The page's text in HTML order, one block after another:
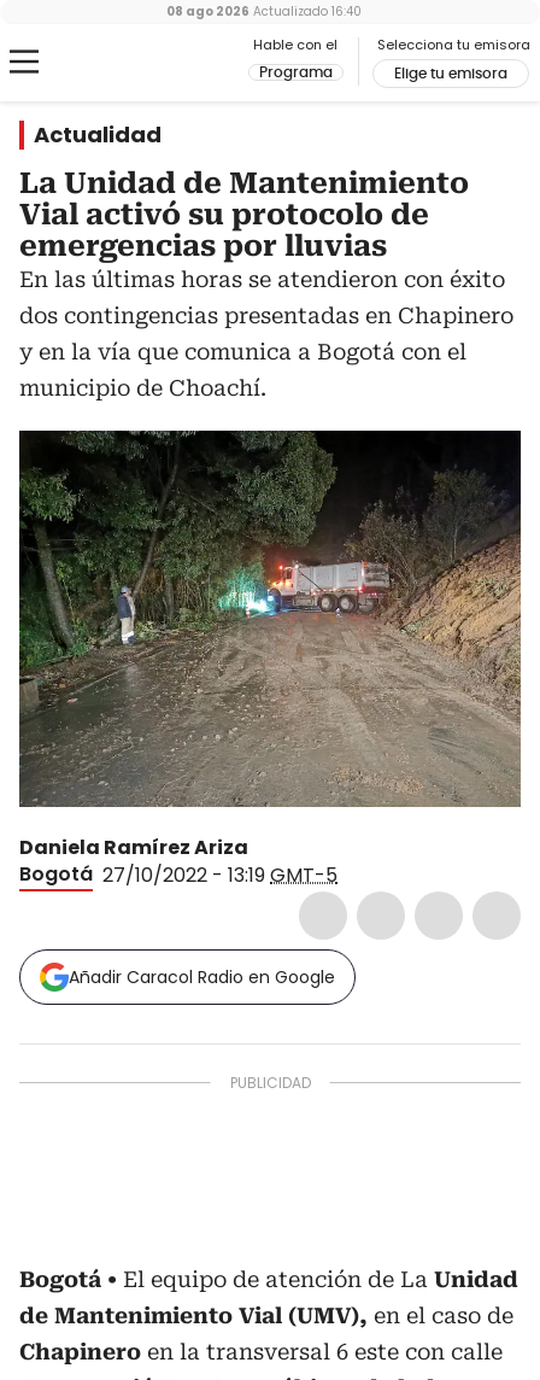
Hable con el
Programa
Selecciona tu emisora
Elige tu emisora
08 ago 2026 Actualizado 16:40
Actualidad
La Unidad de Mantenimiento
Vial activó su protocolo de
emergencias por lluvias
En las últimas horas se atendieron con éxito
dos contingencias presentadas en Chapinero
y en la vía que comunica a Bogotá con el
municipio de Choachí.
Daniela Ramírez Ariza
Bogotá 27/10/2022 - 13:19GMT-5
Añadir Caracol Radio en Google
Bogotá El equipo de atención de La Unidad
de Mantenimiento Vial (UMV), en el caso de
Chapinero en la transversal 6 este con calle